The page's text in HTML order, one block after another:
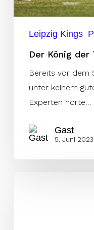
Leipzig Kings
Der König
Bereits vor dem
unter keinem
Experten hörte…
Gast
5. Juni 2023